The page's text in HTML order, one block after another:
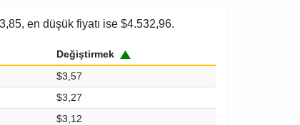
en düşük fiyatı ise $4.532,96.
Değiştirmek
$3,57
$3,27
$3,12